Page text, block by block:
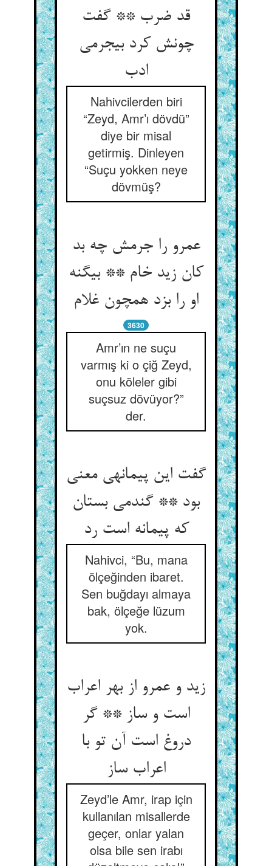
قد ضرب ** گفت
چونش کرد بی‏جرمی
ادب‏
Nahivcilerden biri
“Zeyd, Amr’ı dövdü”
diye bir misal
getirmiş. Dinleyen
“Suçu yokken neye
dövmüş?
عمرو را جرمش چه بد
کان زید خام ** بی‏گنه
او را بزد همچون غلام‏
3630
Amr’ın ne suçu
varmış ki o çiğ Zeyd,
onu köleler gibi
suçsuz dövüyor?”
der.
گفت این پیمانه‏ی معنی
بود ** گندمی بستان
که پیمانه است رد
Nahivci, “Bu, mana
ölçeğinden ibaret.
Sen buğdayı almaya
bak, ölçeğe lüzum
yok.
زید و عمرو از بهر اعراب
است و ساز ** گر
دروغ است آن تو با
اعراب ساز
Zeyd’le Amr, irap için
kullanılan misallerde
geçer, onlar yalan
olsa bile sen irabı